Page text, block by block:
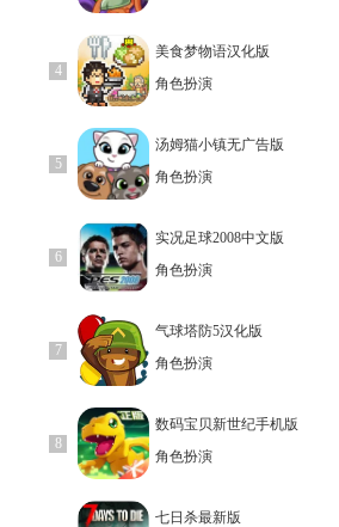
美食梦物语汉化版
角色扮演
汤姆猫小镇无广告版
角色扮演
实况足球2008中文版
角色扮演
气球塔防5汉化版
角色扮演
数码宝贝新世纪手机版
角色扮演
七日杀最新版